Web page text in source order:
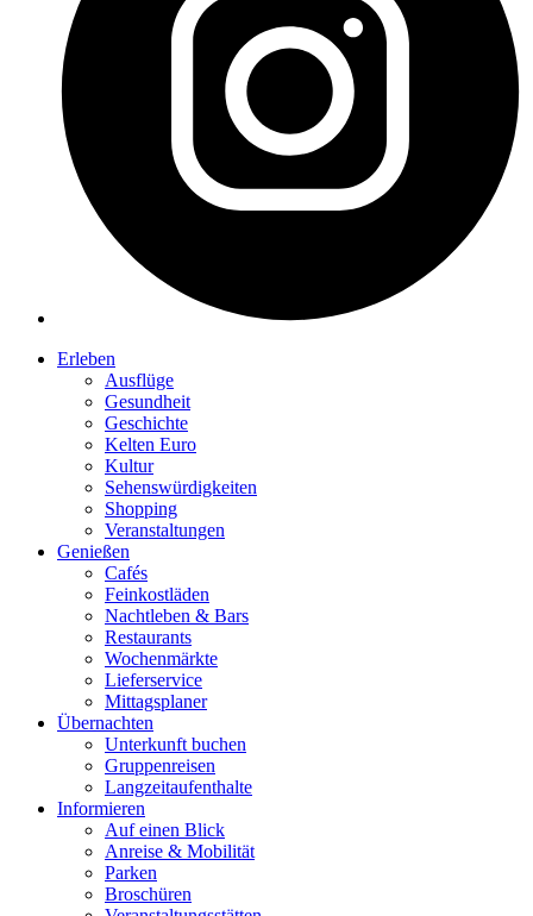
Erleben
Ausflüge
Gesundheit
Geschichte
Kelten Euro
Kultur
Sehenswürdigkeiten
Shopping
Veranstaltungen
Genießen
Cafés
Feinkostläden
Nachtleben & Bars
Restaurants
Wochenmärkte
Lieferservice
Mittagsplaner
Übernachten
Unterkunft buchen
Gruppenreisen
Langzeitaufenthalte
Informieren
Auf einen Blick
Anreise & Mobilität
Parken
Broschüren